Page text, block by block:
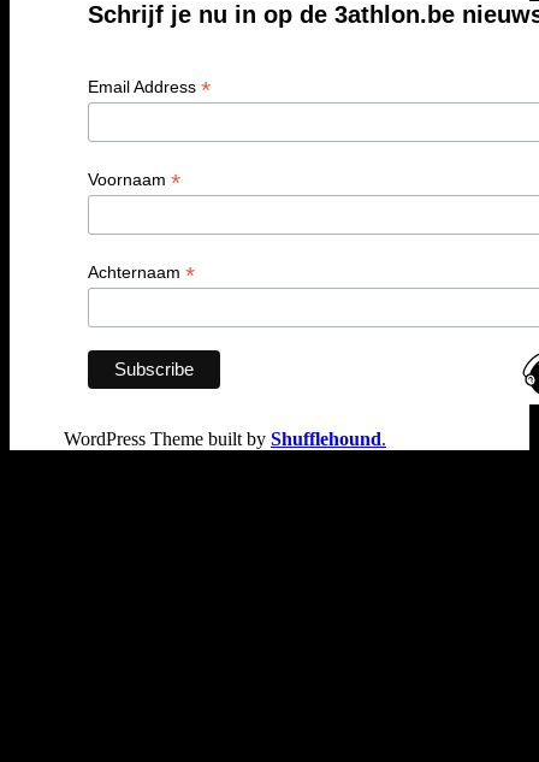
Schrijf je nu in op de 3athlon.be
Email Address *
Voornaam *
Achternaam *
WordPress Theme built by Shufflehound.